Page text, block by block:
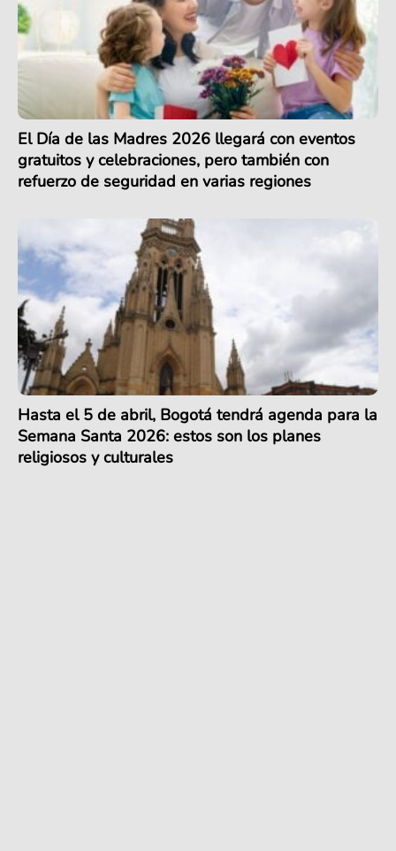
El Día de las Madres 2026 llegará con eventos
gratuitos y celebraciones, pero también con
refuerzo de seguridad en varias regiones
Hasta el 5 de abril, Bogotá tendrá agenda para la
Semana Santa 2026: estos son los planes
religiosos y culturales